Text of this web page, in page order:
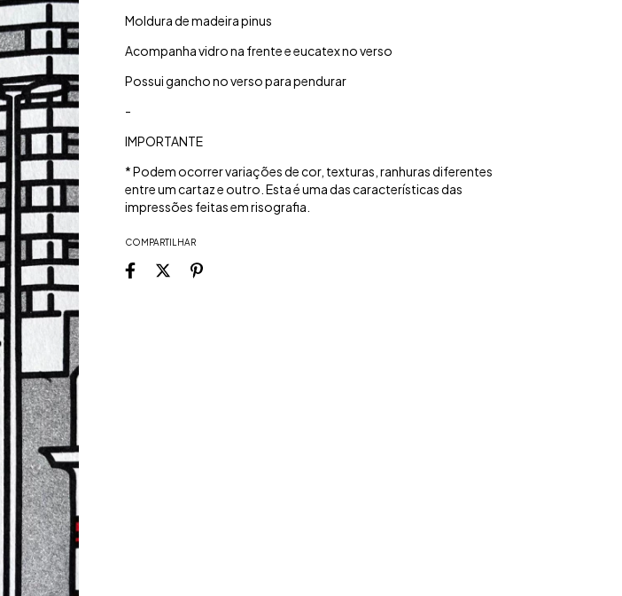
Moldura de madeira pinus
Acompanha vidro na frente e eucatex no verso
Possui gancho no verso para pendurar
-
IMPORTANTE
* Podem ocorrer variações de cor, texturas, ranhuras diferentes
entre um cartaz e outro. Esta é uma das características das
impressões feitas em risografia.
COMPARTILHAR